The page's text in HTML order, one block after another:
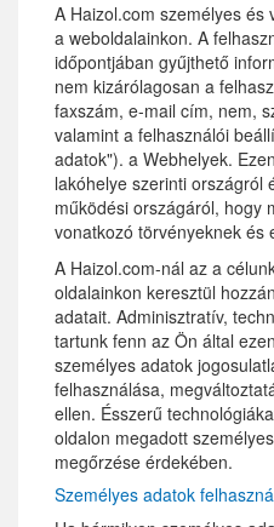
A Haizol.com személyes és
a weboldalainkon. A
időpontjában gyűjthető
nem kizárólagosan a
faxszám, e-mail cím, nem,
valamint a felhasználói
adatok"). a Webhelyek.
lakóhelye szerinti országról
működési országáról, hogy
vonatkozó törvényeknek és
A Haizol.com-nál az a
oldalainkon keresztül
adatait. Adminisztratív,
tartunk fenn az Ön által
személyes adatok
felhasználása,
ellen. Ésszerű
oldalon megadott
megőrzése érdekében.
Személyes adatok